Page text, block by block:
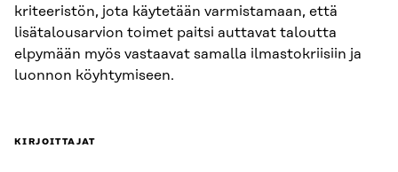
kriteeristön, jota käytetään varmistamaan, että
lisätalousarvion toimet paitsi auttavat taloutta
elpymään myös vastaavat samalla ilmastokriisiin ja
luonnon köyhtymiseen.
KIRJOITTAJAT